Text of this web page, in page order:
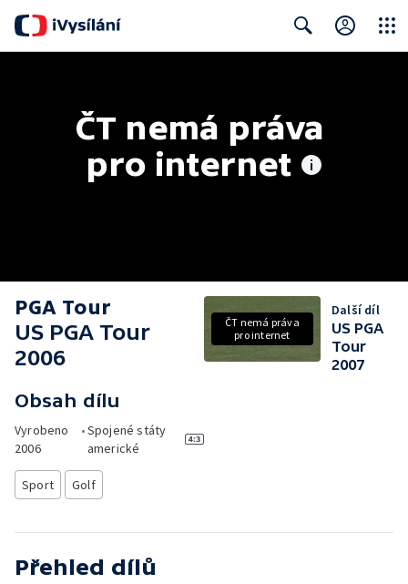
ČT nemá práva
pro internet
PGA Tour
US PGA Tour
2006
Obsah dílu
Vyrobeno
2006
•Spojené státy
americké
Sport Golf
ČT nemá práva
pro internet
Další díl
US PGA
Tour
2007
Přehled dílů